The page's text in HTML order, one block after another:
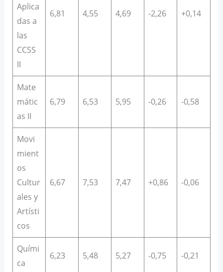
Aplica
das a
las
CCSS
II
6,81 4,55 4,69 -2,26 +0,14
Mate
mátic
as II
6,79 6,53 5,95 -0,26 -0,58
Movi
mient
os
Cultur
ales y
Artísti
cos
6,67 7,53 7,47 +0,86 -0,06
Quími
ca
6,23 5,48 5,27 -0,75 -0,21